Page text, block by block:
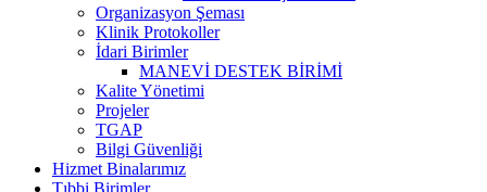
Organizasyon Şeması
Klinik Protokoller
İdari Birimler
MANEVİ DESTEK BİRİMİ
Kalite Yönetimi
Projeler
TGAP
Bilgi Güvenliği
Hizmet Binalarımız
Tıbbi Birimler